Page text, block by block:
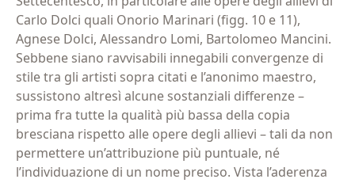
Carlo Dolci quali Onorio Marinari (figg. 10 e 11),
Agnese Dolci, Alessandro Lomi, Bartolomeo Mancini.
Sebbene siano ravvisabili innegabili convergenze di
stile tra gli artisti sopra citati e l’anonimo maestro,
sussistono altresì alcune sostanziali differenze –
prima fra tutte la qualità più bassa della copia
bresciana rispetto alle opere degli allievi – tali da non
permettere un’attribuzione più puntuale, né
l’individuazione di un nome preciso. Vista l’aderenza
Iscriviti alla newsletter
Email (Obbligatorio)